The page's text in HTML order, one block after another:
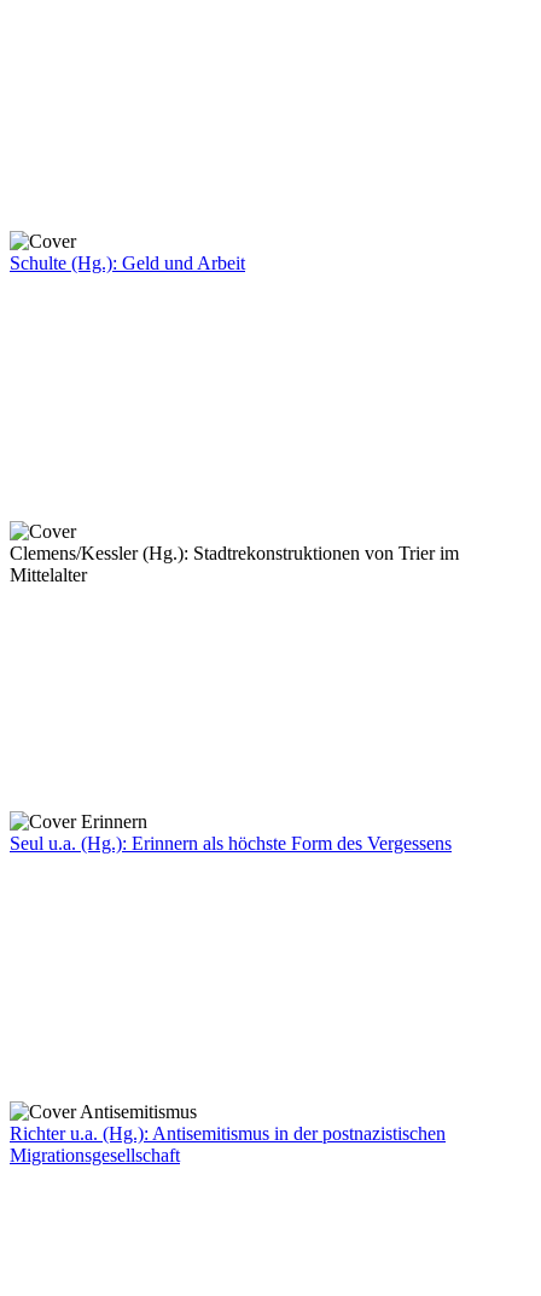
Schulte (Hg.): Geld und Arbeit
Clemens/Kessler (Hg.): Stadtrekonstruktionen von Trier im
Mittelalter
Seul u.a. (Hg.): Erinnern als höchste Form des Vergessens
Richter u.a. (Hg.): Antisemitismus in der postnazistischen
Migrationsgesellschaft